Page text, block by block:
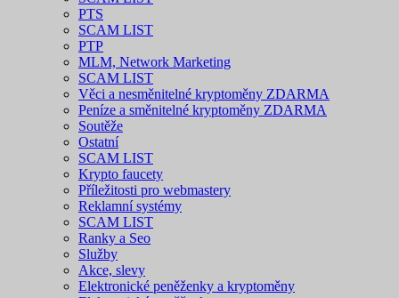
PTS
SCAM LIST
PTP
MLM, Network Marketing
SCAM LIST
Věci a nesměnitelné kryptoměny ZDARMA
Peníze a směnitelné kryptoměny ZDARMA
Soutěže
Ostatní
SCAM LIST
Krypto faucety
Příležitosti pro webmastery
Reklamní systémy
SCAM LIST
Ranky a Seo
Služby
Akce, slevy
Elektronické peněženky a kryptoměny